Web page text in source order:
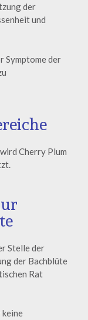
der
und
Symptome der
Cherry Plum
Stelle der
der Bachblüte
Rat